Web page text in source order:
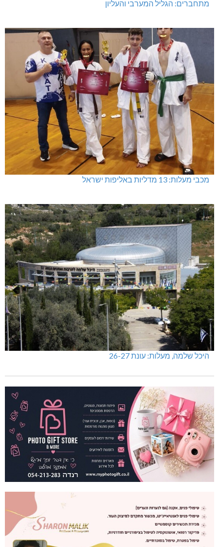
מתחברים: הגליל המערבי והעליון
מכבי מעלות: 13 מדליות באליפות ישראל
היכל שלמה, מעלות: עונת 26-27